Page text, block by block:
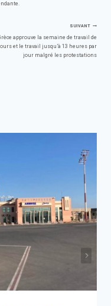
SUIVANT
Grèce approuve la semaine de travail de
et le travail jusqu’à 13 heures par
jour malgré les protestations